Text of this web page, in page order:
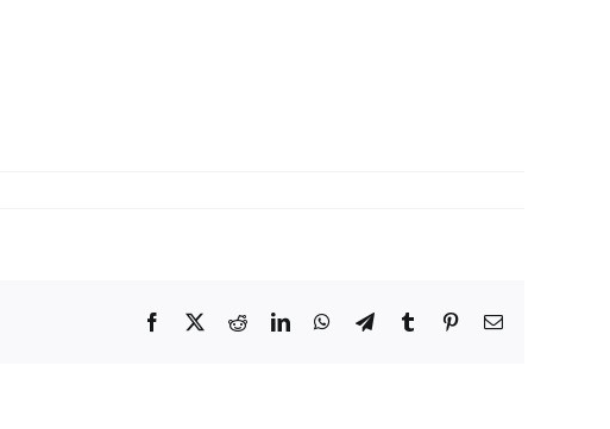
Facebook
X RedditLinkedInWhatsApp
TelegramTumblr PinterestEmail